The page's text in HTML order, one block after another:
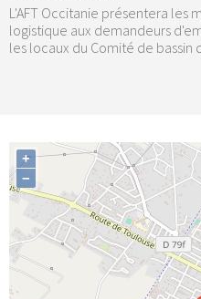
L'AFT Occitanie présentera les
logistique aux demandeurs
les locaux du Comité de bassin
+
−